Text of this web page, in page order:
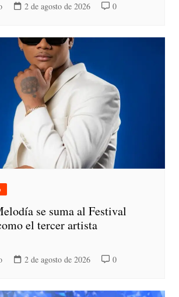
2 de agosto de 2026 0
se suma al Festival
el tercer artista
2 de agosto de 2026 0